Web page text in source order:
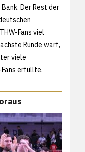
Der Rest der
Fans viel
Runde warf,
viele
erfüllte.